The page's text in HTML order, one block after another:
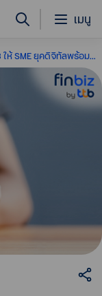
เมนู
โอกาสทางธุรกิจ ปี 2023 ให้ SME ยุคดิจิทัลพร้อมวางแผนมุ่งสู่อนาคต